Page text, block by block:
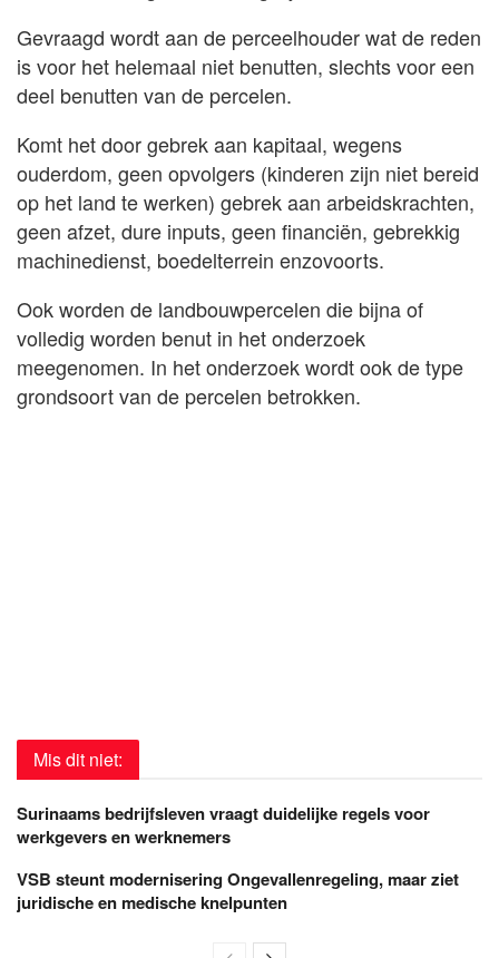
Gevraagd wordt aan de perceelhouder wat de reden
is voor het helemaal niet benutten, slechts voor een
deel benutten van de percelen.
Komt het door gebrek aan kapitaal, wegens
ouderdom, geen opvolgers (kinderen zijn niet bereid
op het land te werken) gebrek aan arbeidskrachten,
geen afzet, dure inputs, geen financiën, gebrekkig
machinedienst, boedelterrein enzovoorts.
Ook worden de landbouwpercelen die bijna of
volledig worden benut in het onderzoek
meegenomen. In het onderzoek wordt ook de type
grondsoort van de percelen betrokken.
Mis dit niet:
Surinaams bedrijfsleven vraagt duidelijke regels voor
werkgevers en werknemers
VSB steunt modernisering Ongevallenregeling, maar ziet
juridische en medische knelpunten